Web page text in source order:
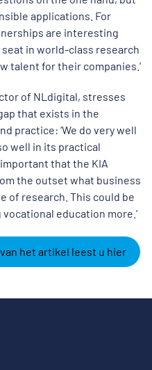
applications. For
are interesting
in world-class research
talent for their companies.'
of NLdigital, stresses
that exists in the
practice: ‘We do very well
well in its practical
that the KIA
the outset what business
of research. This could be
education more.’
het artikel leest u hier